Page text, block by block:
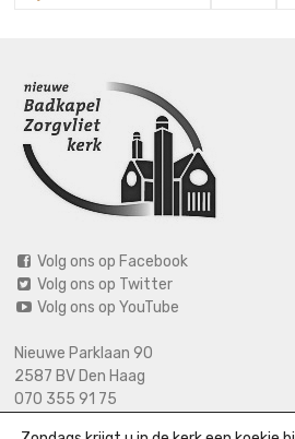
Volg ons op Facebook
Volg ons op Twitter
Volg ons op YouTube
Nieuwe Parklaan 90
2587 BV Den Haag
070 355 91 75
06 2125 2720 (bij calamiteiten)